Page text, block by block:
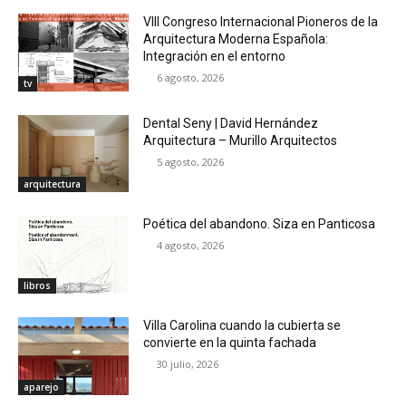
tv
VIII Congreso Internacional Pioneros de la
Arquitectura Moderna Española:
Integración en el entorno
6 agosto, 2026
arquitectura
Dental Seny | David Hernández
Arquitectura – Murillo Arquitectos
5 agosto, 2026
libros
Poética del abandono. Siza en Panticosa
4 agosto, 2026
aparejo
Villa Carolina cuando la cubierta se
convierte en la quinta fachada
30 julio, 2026